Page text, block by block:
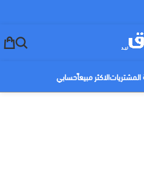
الاكثر مبيعاًحسابي